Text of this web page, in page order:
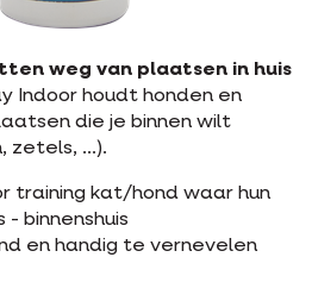
weg van plaatsen in huis
Indoor houdt honden en
die je binnen wilt
zetels, ...).
training kat/hond waar hun
binnenshuis
en handig te vernevelen